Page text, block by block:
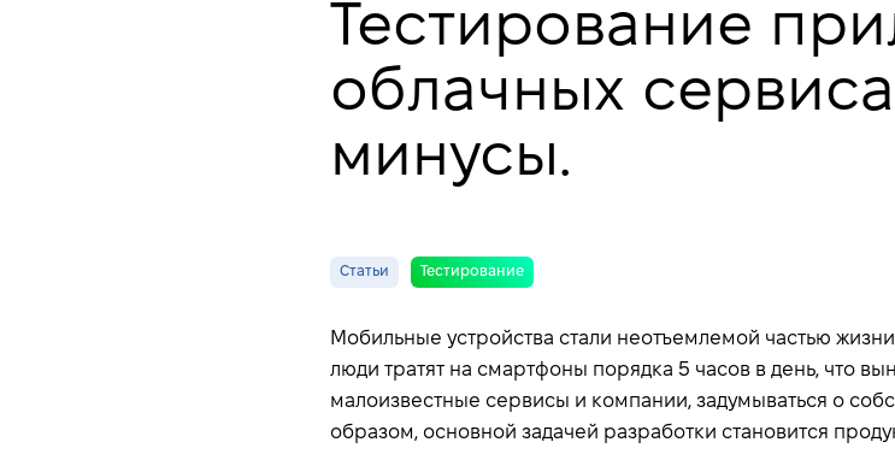
Тестирование
облачных
минусы.
Статьи Тестирование
Мобильные устройства стали неотъемлемой частью
люди тратят на смартфоны порядка 5 часов в день, что
малоизвестные сервисы и компании, задумываться о
образом, основной задачей разработки становится